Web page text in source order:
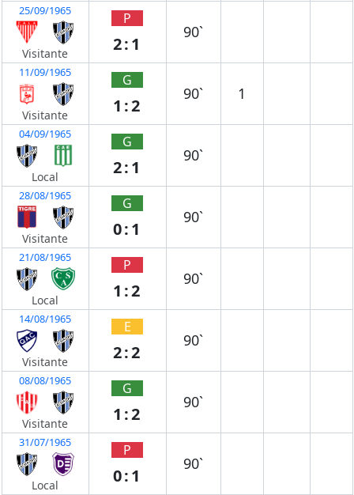
25/09/1965
Visitante
P
2:1
90`
11/09/1965
Visitante
G
1:2
90` 1
04/09/1965
Local
G
2:1
90`
28/08/1965
Visitante
G
0:1
90`
21/08/1965
Local
P
1:2
90`
14/08/1965
Visitante
E
2:2
90`
08/08/1965
Visitante
G
1:2
90`
31/07/1965
Local
P
0:1
90`